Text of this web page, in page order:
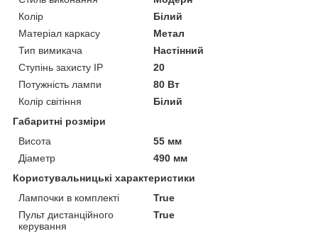
Колір
Білий
Матеріал каркасу
Метал
Тип вимикача
Настінний
Ступінь захисту IP
20
Потужність лампи
80 Вт
Колір світіння
Білий
Габаритні розміри
Висота
55 мм
Діаметр
490 мм
Користувальницькі характеристики
Лампочки в комплекті
True
Пульт дистанційного
керування
True